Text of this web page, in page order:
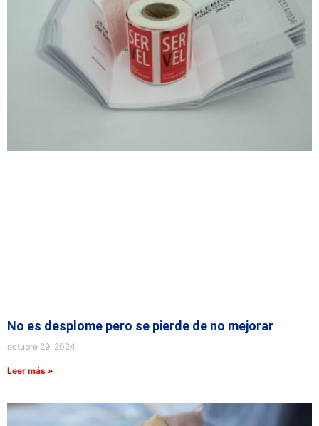
No es desplome pero se pierde de no mejorar
octubre 29, 2024
Leer más »